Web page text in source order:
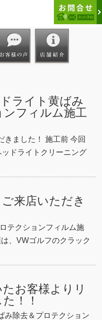
ライト黄ばみ
ンフィルム施工
きました！ 施工前 今回
ドライトクリーニング
来店いただき
テクションフィルム施
、VWゴルフのクラック
お客様よりリ
！！
み除去＆プロテクション